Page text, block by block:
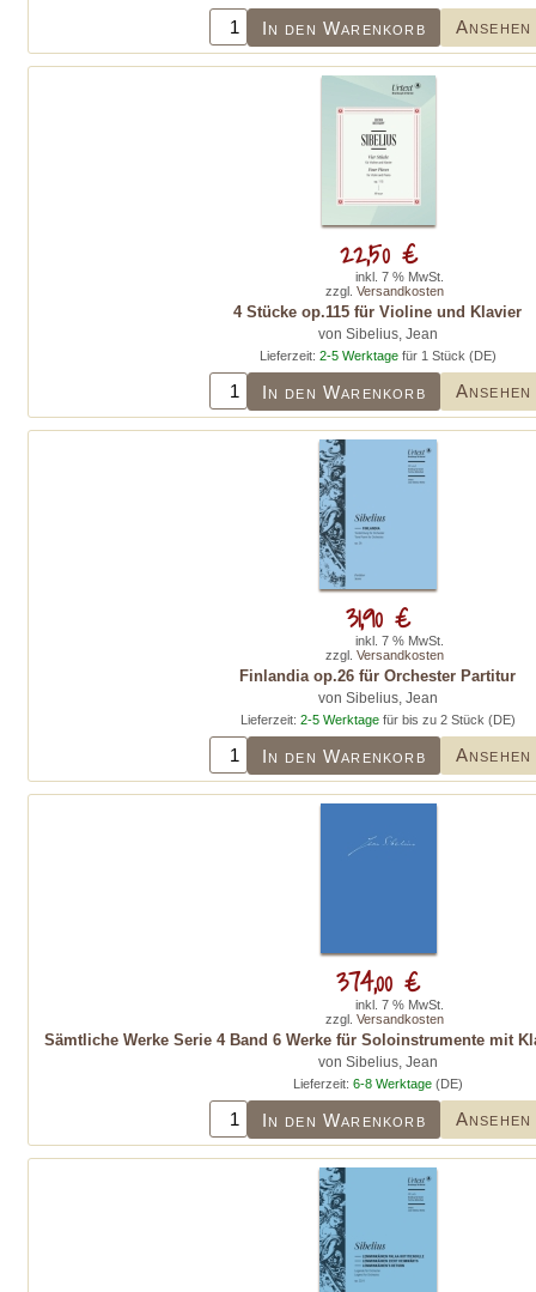
In den Warenkorb Ansehen
4 Stücke op.115 für Violine und Klavier
von Sibelius, Jean
Lieferzeit: 2-5 Werktagefür 1 Stück (DE)
In den Warenkorb Ansehen
22,50 €
inkl. 7 % MwSt.
zzgl. Versandkosten
Finlandia op.26 für Orchester Partitur
von Sibelius, Jean
Lieferzeit: 2-5 Werktagefür bis zu 2 Stück (DE)
In den Warenkorb Ansehen
31,90 €
inkl. 7 % MwSt.
zzgl. Versandkosten
Sämtliche Werke Serie 4 Band 6 Werke für Soloinstrumente mit
von Sibelius, Jean
Lieferzeit: 6-8 Werktage (DE)
In den Warenkorb Ansehen
374,00 €
inkl. 7 % MwSt.
zzgl. Versandkosten